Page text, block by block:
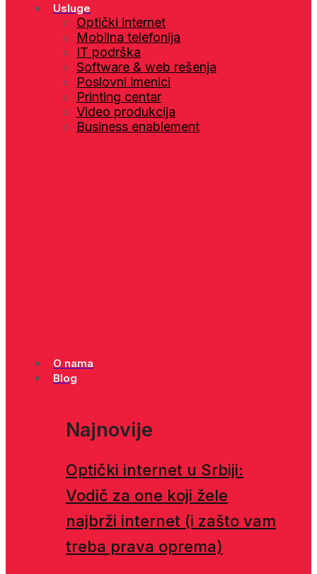
Usluge
Optički internet
Mobilna telefonija
IT podrška
Software & web rešenja
Poslovni imenici
Printing centar
Video produkcija
Business enablement
O nama
Blog
Najnovije
Optički internet u Srbiji:
Vodič za one koji žele
najbrži internet (i zašto vam
treba prava oprema)